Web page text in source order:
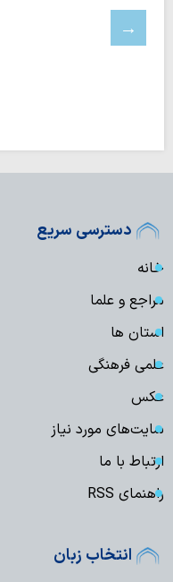
دسترسی سریع
خانه
مراجع و علما
استان ها
علمی فرهنگی
عکس
سایت‌های مورد نیاز
ارتباط با ما
راهنمای RSS
انتخاب زبان